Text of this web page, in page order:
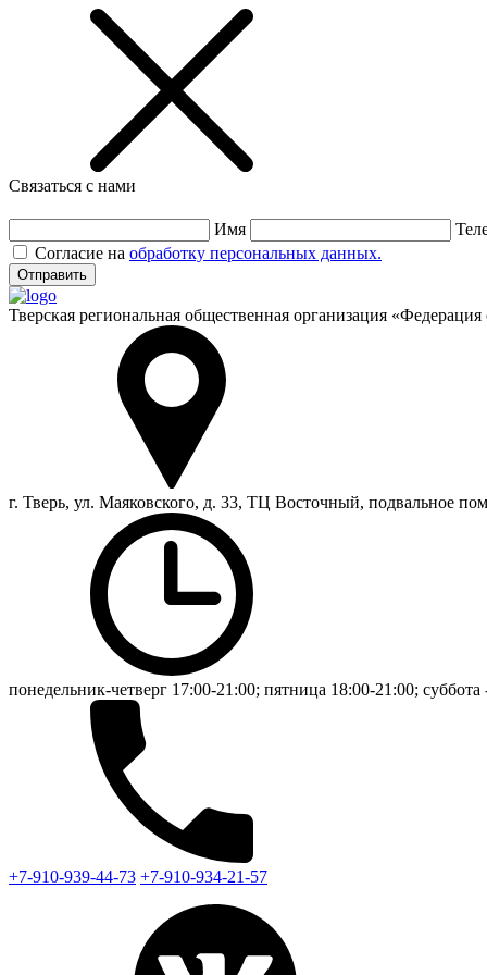
Связаться с нами
Имя
Согласие на обработку персональных данных.
Отправить
Тверская региональная общественная организация «Федерация
г. Тверь, ул. Маяковского, д. 33, ТЦ Восточный, подвальное
понедельник-четверг 17:00-21:00; пятница 18:00-21:00;
+7-910-939-44-73 +7-910-934-21-57